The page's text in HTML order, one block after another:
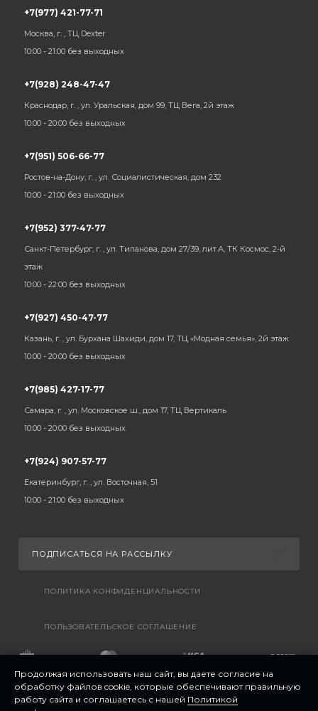
+7(977) 421-77-71
Москва, г. , ТЦ Dexter
10:00 - 21:00 без выходных
+7(928) 248-47-47
Краснодар, г. , ул. Уральская, дом 99, ТЦ Вега, 2й этаж
10:00 - 20:00 без выходных
+7(951) 506-66-77
Ростов-на-Дону, г. , ул. Социалистическая, дом 232
10:00 - 21:00 без выходных
+7(952) 377-47-77
Санкт-Петербург, г. , ул. Типанова, дом 27/39, лит.А, ТК Космос, 2-й
этаж
10:00 - 22:00 без выходных
+7(927) 450-47-77
Казань, г. , ул. Бурхана Шахиди, дом 17, ТЦ «Модная семья», 2й этаж
10:00 - 20:00 без выходных
+7(985) 427-17-77
Самара, г. , ул. Московское ш., дом 17, ТЦ Вертикаль
10:00 - 20:00 без выходных
+7(924) 907-57-77
Екатеринбург, г. , ул. Восточная, 51
10:00 - 21:00 без выходных
ПОДПИСАТЬСЯ НА РАССЫЛКУ
ПОЛИТИКА КОНФИДЕНЦИАЛЬНОСТИ
ПОЛЬЗОВАТЕЛЬСКОЕ СОГЛАШЕНИЕ
Продолжая использовать наш сайт, вы даете согласие на
обработку файлов cookie, которые обеспечивают правильную
работу сайта и соглашаетесь с нашей Политикой